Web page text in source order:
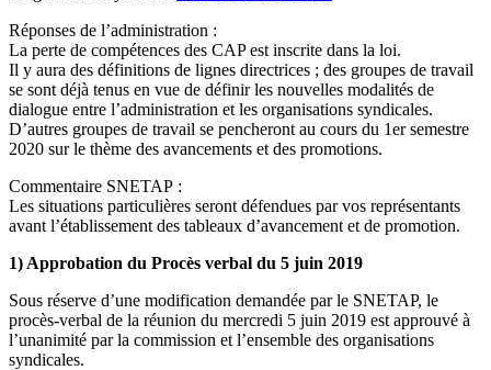
Réponses de l’administration :
La perte de compétences des CAP est inscrite dans la loi.
Il y aura des définitions de lignes directrices ; des groupes de travail
se sont déjà tenus en vue de définir les nouvelles modalités de
dialogue entre l’administration et les organisations syndicales.
D’autres groupes de travail se pencheront au cours du 1er semestre
2020 sur le thème des avancements et des promotions.
Commentaire SNETAP :
Les situations particulières seront défendues par vos représentants
avant l’établissement des tableaux d’avancement et de promotion.
1) Approbation du Procès verbal du 5 juin 2019
Sous réserve d’une modification demandée par le SNETAP, le
procès-verbal de la réunion du mercredi 5 juin 2019 est approuvé à
l’unanimité par la commission et l’ensemble des organisations
syndicales.